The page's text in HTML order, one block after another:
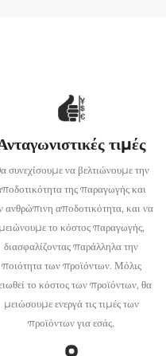
τιμές
συνεχίσουμε να βελτιώνουμε την
της παραγωγής και
ανθρώπινη αποδοτικότητα, και να
μειώνουμε το κόστος παραγωγής,
διασφαλίζοντας παράλληλα την
ποιότητα των προϊόντων. Μόλις
το κόστος των προϊόντων, θα
μειώσουμε ενεργά τις τιμές των
προϊόντων για εσάς.